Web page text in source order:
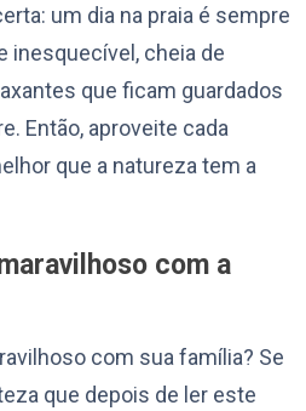
um dia na praia é sempre
inesquecível, cheia de
que ficam guardados
Então, aproveite cada
que a natureza tem a
com a
com sua família? Se
que depois de ler este